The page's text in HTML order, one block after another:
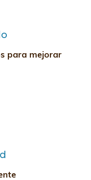
para mejorar